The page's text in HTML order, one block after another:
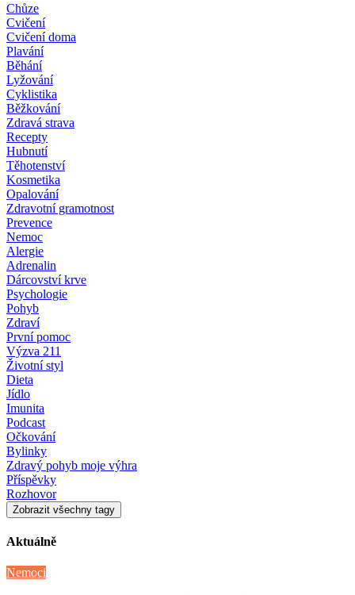
Chůze
Cvičení
Cvičení doma
Plavání
Běhání
Lyžování
Cyklistika
Běžkování
Zdravá strava
Recepty
Hubnutí
Těhotenství
Kosmetika
Opalování
Zdravotní gramotnost
Prevence
Nemoc
Alergie
Adrenalin
Dárcovství krve
Psychologie
Pohyb
Zdraví
První pomoc
Výzva 211
Životní styl
Dieta
Jídlo
Imunita
Podcast
Očkování
Bylinky
Zdravý pohyb moje výhra
Příspěvky
Rozhovor
Zobrazit všechny tagy
Aktuálně
Nemoci